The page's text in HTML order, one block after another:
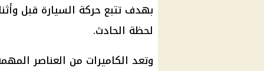
بهدف تتبع حركة السيارة قبل
لحظة الحادث.
وتعد الكاميرات من العناصر